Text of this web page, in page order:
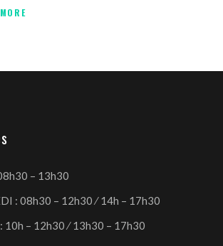
– 13h30
: 08h30 – 12h30 ⁄ 14h – 17h30
10h – 12h30 ⁄ 13h30 – 17h30